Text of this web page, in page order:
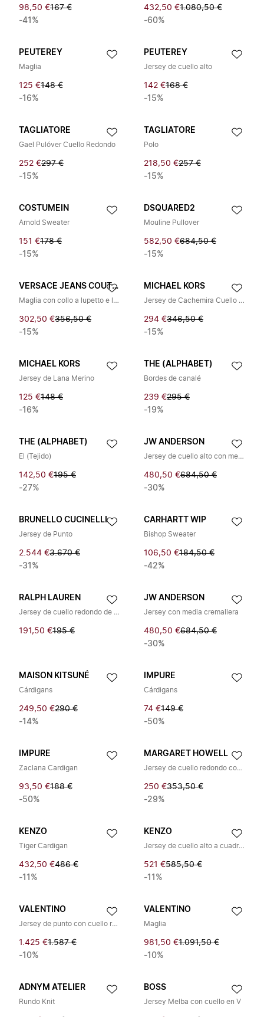
98,50 €167 €
-41%
432,50 €1.080,50 €
-60%
PEUTEREY
Maglia
125 €148 €
-16%
PEUTEREY
Jersey de cuello alto
142 €168 €
-15%
TAGLIATORE
Gael Pulóver Cuello Redondo
252 €297 €
-15%
TAGLIATORE
Polo
218,50 €257 €
-15%
COSTUMEIN
Arnold Sweater
151 €178 €
-15%
DSQUARED2
Mouline Pullover
582,50 €684,50 €
-15%
VERSACE JEANS COUTURE
Maglia con collo a lupetto e logo
302,50 €356,50 €
-15%
MICHAEL KORS
Jersey de Cachemira Cuello Redondo
294 €346,50 €
-15%
MICHAEL KORS
Jersey de Lana Merino
125 €148 €
-16%
THE (ALPHABET)
Bordes de canalé
239 €295 €
-19%
THE (ALPHABET)
El (Tejido)
142,50 €195 €
-27%
JW ANDERSON
Jersey de cuello alto con media cremallera
480,50 €684,50 €
-30%
BRUNELLO CUCINELLI
Jersey de Punto
2.544 €3.670 €
-31%
CARHARTT WIP
Bishop Sweater
106,50 €184,50 €
-42%
RALPH LAUREN
Jersey de cuello redondo de punto fino
191,50 €195 €
JW ANDERSON
Jersey con media cremallera
480,50 €684,50 €
-30%
MAISON KITSUNÉ
Cárdigans
249,50 €290 €
-14%
IMPURE
Cárdigans
74 €149 €
-50%
IMPURE
Zaclana Cardigan
93,50 €188 €
-50%
MARGARET HOWELL
Jersey de cuello redondo con ribete
250 €353,50 €
-29%
KENZO
Tiger Cardigan
432,50 €486 €
-11%
KENZO
Jersey de cuello alto a cuadros
521 €585,50 €
-11%
VALENTINO
Jersey de punto con cuello redondo y logo V
1.425 €1.587 €
-10%
VALENTINO
Maglia
981,50 €1.091,50 €
-10%
ADNYM ATELIER
Rundo Knit
BOSS
Jersey Melba con cuello en V